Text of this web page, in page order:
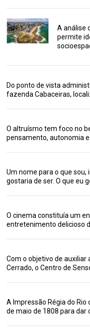
A análise
permite
Do ponto de vista
fazenda Cabaceiras,
O altruísmo tem foco no
pensamento, autonomia
Um nome para o que
gostaria de ser. O que eu
O cinema constituía um
entretenimento delicioso
Com o objetivo de auxiliar
Cerrado, o Centro de
A Impressão Régia do
de maio de 1808 para dar